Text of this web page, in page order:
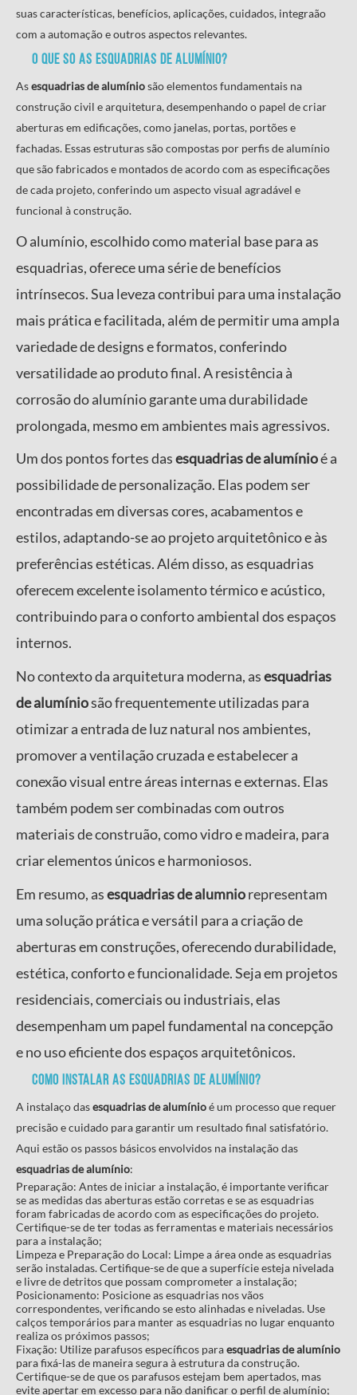
suas características, benefícios, aplicações, cuidados, integraão
com a automação e outros aspectos relevantes.
O que so as esquadrias de alumínio?
Asesquadrias de alumíniosão elementos fundamentais na
construção civil e arquitetura, desempenhando o papel de criar
aberturas em edificações, como janelas, portas, portões e
fachadas. Essas estruturas são compostas por perfis de alumínio
que são fabricados e montados de acordo com as especificações
de cada projeto, conferindo um aspecto visual agradável e
funcional à construção.
O alumínio, escolhido como material base para as
esquadrias, oferece uma série de benefícios
intrínsecos. Sua leveza contribui para uma instalação
mais prática e facilitada, além de permitir uma ampla
variedade de designs e formatos, conferindo
versatilidade ao produto final. A resistência à
corrosão do alumínio garante uma durabilidade
prolongada, mesmo em ambientes mais agressivos.
Um dos pontos fortes dasesquadrias de alumínioé a
possibilidade de personalização. Elas podem ser
encontradas em diversas cores, acabamentos e
estilos, adaptando-se ao projeto arquitetônico e às
preferências estéticas. Além disso, as esquadrias
oferecem excelente isolamento térmico e acústico,
contribuindo para o conforto ambiental dos espaços
internos.
No contexto da arquitetura moderna, asesquadrias
de alumíniosão frequentemente utilizadas para
otimizar a entrada de luz natural nos ambientes,
promover a ventilação cruzada e estabelecer a
conexão visual entre áreas internas e externas. Elas
também podem ser combinadas com outros
materiais de construão, como vidro e madeira, para
criar elementos únicos e harmoniosos.
Em resumo, asesquadrias de alumniorepresentam
uma solução prática e versátil para a criação de
aberturas em construções, oferecendo durabilidade,
estética, conforto e funcionalidade. Seja em projetos
residenciais, comerciais ou industriais, elas
desempenham um papel fundamental na concepção
e no uso eficiente dos espaços arquitetônicos.
Como instalar as esquadrias de alumínio?
A instalaço dasesquadrias de alumínioé um processo que requer
precisão e cuidado para garantir um resultado final satisfatório.
Aqui estão os passos básicos envolvidos na instalação das
esquadrias de alumínio:
Preparação: Antes de iniciar a instalação, é importante verificar
se as medidas das aberturas estão corretas e se as esquadrias
foram fabricadas de acordo com as especificações do projeto.
Certifique-se de ter todas as ferramentas e materiais necessários
para a instalação;
Limpeza e Preparação do Local: Limpe a área onde as esquadrias
serão instaladas. Certifique-se de que a superfície esteja nivelada
e livre de detritos que possam comprometer a instalação;
Posicionamento: Posicione as esquadrias nos vãos
correspondentes, verificando se esto alinhadas e niveladas. Use
calços temporários para manter as esquadrias no lugar enquanto
realiza os próximos passos;
Fixação: Utilize parafusos específicos paraesquadrias de alumínio
para fixá-las de maneira segura à estrutura da construção.
Certifique-se de que os parafusos estejam bem apertados, mas
evite apertar em excesso para não danificar o perfil de alumínio;